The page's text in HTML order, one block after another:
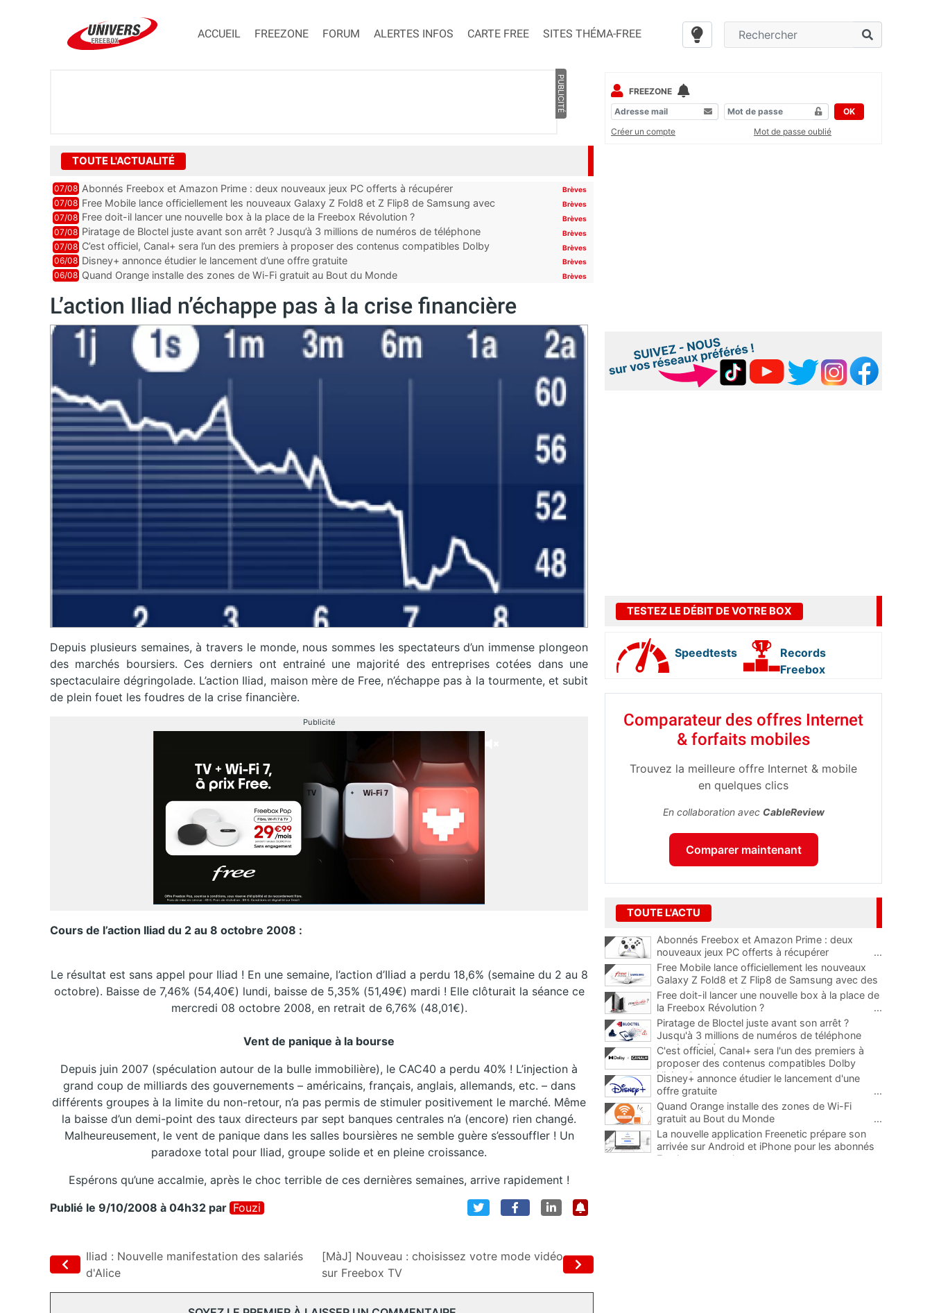
ACCUEIL FREEZONE FORUM ALERTES INFOS CARTE FREE SITES THÉMA-FREE
PUBLICITÉ
TOUTE L'ACTUALITÉ
07/08 Abonnés Freebox et Amazon Prime : deux nouveaux jeux PC offerts à récupérer Brèves
07/08 Free Mobile lance officiellement les nouveaux Galaxy Z Fold8 et Z Flip8 de Samsung avec
des promos et des cadeaux
Brèves
07/08 Free doit-il lancer une nouvelle box à la place de la Freebox Révolution ? Brèves
07/08 Piratage de Bloctel juste avant son arrêt ? Jusqu’à 3 millions de numéros de téléphone
auraient fuité
Brèves
07/08 C’est officiel, Canal+ sera l’un des premiers à proposer des contenus compatibles Dolby
Vision 2
Brèves
06/08 Disney+ annonce étudier le lancement d’une offre gratuite Brèves
06/08 Quand Orange installe des zones de Wi-Fi gratuit au Bout du Monde Brèves
L’action Iliad n’échappe pas à la crise financière
Depuis plusieurs semaines, à travers le monde, nous sommes les spectateurs d’un immense plongeon
des marchés boursiers. Ces derniers ont entrainé une majorité des entreprises cotées dans une
spectaculaire dégringolade. L’action Iliad, maison mère de Free, n’échappe pas à la tourmente, et subit
de plein fouet les foudres de la crise financière.
Publicité
Cours de l’action Iliad du 2 au 8 octobre 2008 :
Le résultat est sans appel pour Iliad ! En une semaine, l’action d’Iliad a perdu 18,6% (semaine du 2 au 8
octobre). Baisse de 7,46% (54,40€) lundi, baisse de 5,35% (51,49€) mardi ! Elle clôturait la séance ce
mercredi 08 octobre 2008, en retrait de 6,76% (48,01€).
Vent de panique à la bourse
Depuis juin 2007 (spéculation autour de la bulle immobilière), le CAC40 a perdu 40% ! L’injection à
grand coup de milliards des gouvernements – américains, français, anglais, allemands, etc. – dans
différents groupes à la limite du non-retour, n’a pas permis de stimuler positivement le marché. Même
la baisse d’un demi-point des taux directeurs par sept banques centrales n’a (encore) rien changé.
Malheureusement, le vent de panique dans les salles boursières ne semble guère s’essouffler ! Un
paradoxe total pour Iliad, groupe solide et en pleine croissance.
Espérons qu’une accalmie, après le choc terrible de ces dernières semaines, arrive rapidement !
Publié le 9/10/2008 à 04h32 par Fouzi
Iliad : Nouvelle manifestation des salariés
d'Alice
[MàJ] Nouveau : choisissez votre mode vidéo
sur Freebox TV
FREEZONE
OK
Créer un compte
Mot de passe oublié
TESTEZ LE DÉBIT DE VOTRE BOX
Speedtests
Records
Freebox
Comparateur des offres Internet
& forfaits mobiles
Trouvez la meilleure offre Internet & mobile
en quelques clics
En collaboration avec CableReview
Comparer maintenant
TOUTE L'ACTU
Abonnés Freebox et Amazon Prime : deux
nouveaux jeux PC offerts à récupérer
...
Free Mobile lance officiellement les nouveaux
Galaxy Z Fold8 et Z Flip8 de Samsung avec des
promos et des cadeaux
...
Free doit-il lancer une nouvelle box à la place de
la Freebox Révolution ?
...
Piratage de Bloctel juste avant son arrêt ?
Jusqu'à 3 millions de numéros de téléphone
auraient fuité
C'est officiel, Canal+ sera l'un des premiers à
proposer des contenus compatibles Dolby
Vision 2
Disney+ annonce étudier le lancement d'une
offre gratuite
...
Quand Orange installe des zones de Wi-Fi
gratuit au Bout du Monde
...
La nouvelle application Freenetic prépare son
arrivée sur Android et iPhone pour les abonnés
Freebox, testez la